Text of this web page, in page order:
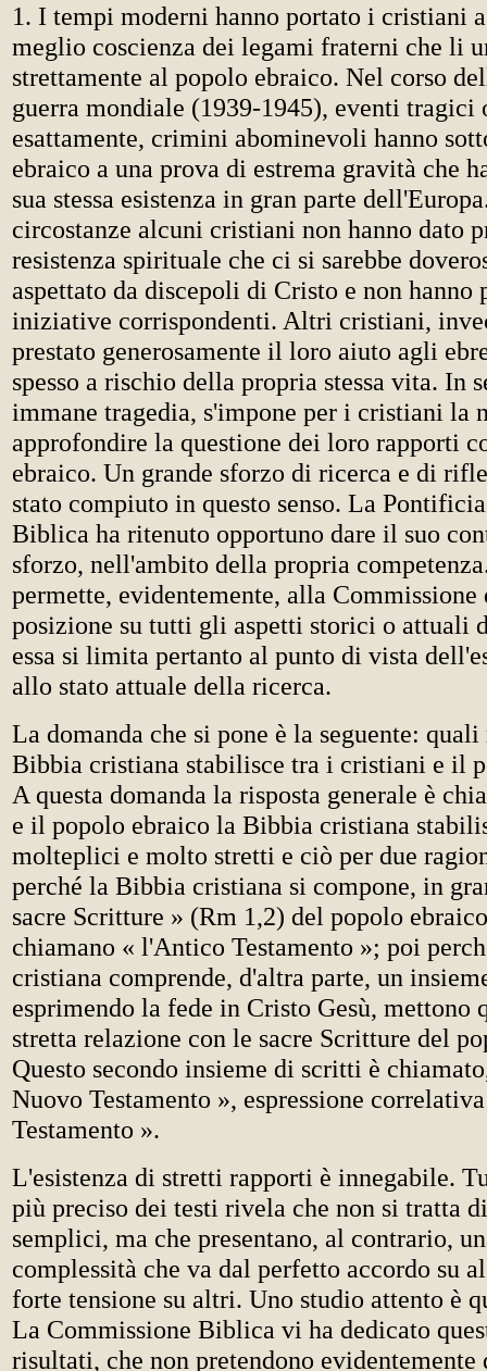
1. I tempi moderni hanno portato i cristiani
meglio coscienza dei legami fraterni che li
strettamente al popolo ebraico. Nel corso
guerra mondiale (1939-1945), eventi tragici
esattamente, crimini abominevoli hanno
ebraico a una prova di estrema gravità che
sua stessa esistenza in gran parte
circostanze alcuni cristiani non hanno dato
resistenza spirituale che ci si sarebbe
aspettato da discepoli di Cristo e non hanno
iniziative corrispondenti. Altri cristiani,
prestato generosamente il loro aiuto agli
spesso a rischio della propria stessa vita. In
immane tragedia, s'impone per i cristiani la
approfondire la questione dei loro rapporti
ebraico. Un grande sforzo di ricerca e di
stato compiuto in questo senso. La
Biblica ha ritenuto opportuno dare il suo
sforzo, nell'ambito della propria
permette, evidentemente, alla Commissione
posizione su tutti gli aspetti storici o attuali
essa si limita pertanto al punto di vista
allo stato attuale della ricerca.
La domanda che si pone è la seguente:
Bibbia cristiana stabilisce tra i cristiani e il
A questa domanda la risposta generale è
e il popolo ebraico la Bibbia cristiana
molteplici e molto stretti e ciò per due
perché la Bibbia cristiana si compone, in
sacre Scritture » (Rm 1,2) del popolo
chiamano « l'Antico Testamento »; poi
cristiana comprende, d'altra parte, un
esprimendo la fede in Cristo Gesù, mettono
stretta relazione con le sacre Scritture del
Questo secondo insieme di scritti è
Nuovo Testamento », espressione
Testamento ».
L'esistenza di stretti rapporti è innegabile.
più preciso dei testi rivela che non si tratta
semplici, ma che presentano, al contrario,
complessità che va dal perfetto accordo su
forte tensione su altri. Uno studio attento è
La Commissione Biblica vi ha dedicato
risultati, che non pretendono evidentemente